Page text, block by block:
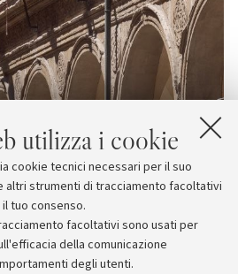
utilizza i cookie
cookie tecnici necessari per il suo
altri strumenti di tracciamento facoltativi
tuo consenso.
facoltativi sono usati per
della comunicazione
degli utenti.